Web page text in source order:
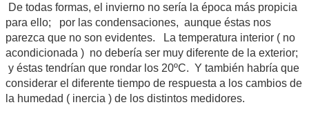
De todas formas, el invierno no sería la época más propicia
para ello; por las condensaciones, aunque éstas nos
parezca que no son evidentes. La temperatura interior ( no
acondicionada ) no debería ser muy diferente de la exterior;
y éstas tendrían que rondar los 20ºC. Y también habría que
considerar el diferente tiempo de respuesta a los cambios de
la humedad ( inercia ) de los distintos medidores.